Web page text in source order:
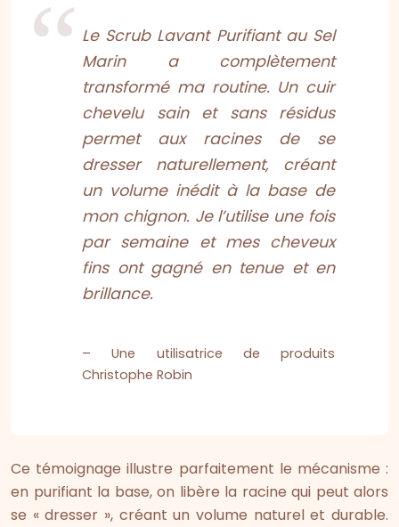
Le Scrub Lavant Purifiant au Sel
Marin a complètement
transformé ma routine. Un cuir
chevelu sain et sans résidus
permet aux racines de se
dresser naturellement, créant
un volume inédit à la base de
mon chignon. Je l’utilise une fois
par semaine et mes cheveux
fins ont gagné en tenue et en
brillance.
– Une utilisatrice de produits
Christophe Robin
Ce témoignage illustre parfaitement le mécanisme :
en purifiant la base, on libère la racine qui peut alors
se « dresser », créant un volume naturel et durable.